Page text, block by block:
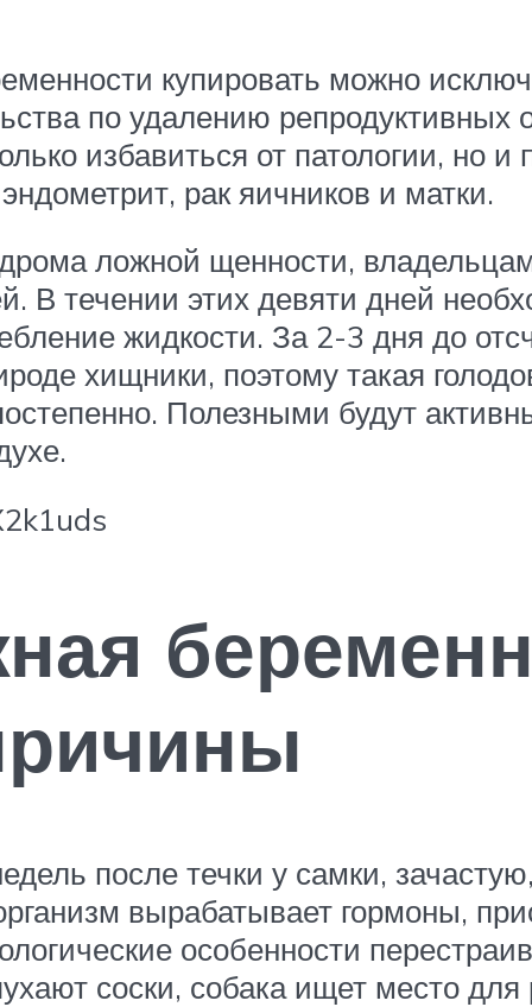
купировать можно
по удалению
избавиться от патологии, но и
рак яичников и матки.
ложной щенности,
В течении этих девяти дней
жидкости. За 2-3 дня до
хищники, поэтому такая
Полезными будут
после течки у самки,
вырабатывает гормоны,
особенности
соски, собака ищет место для